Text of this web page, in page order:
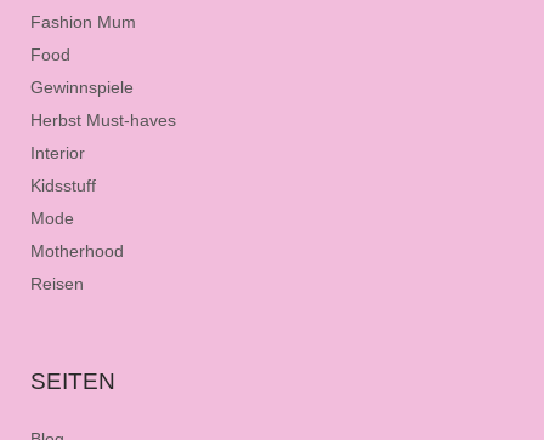
Fashion Mum
Food
Gewinnspiele
Herbst Must-haves
Interior
Kidsstuff
Mode
Motherhood
Reisen
SEITEN